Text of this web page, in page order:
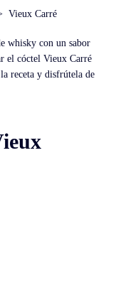
Vieux Carré
whisky con un sabor
el cóctel Vieux Carré
receta y disfrútela de